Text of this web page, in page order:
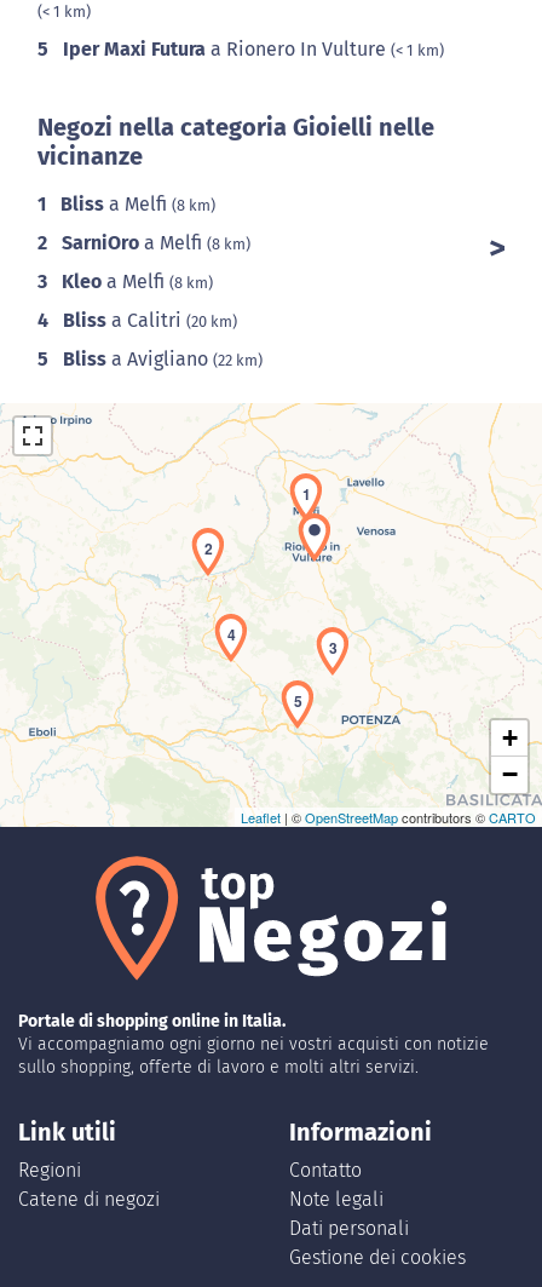
(< 1 km)
5 Iper Maxi Futura a Rionero In Vulture (< 1 km)
Negozi nella categoria Gioielli nelle
vicinanze
1 Bliss a Melfi (8 km)
2 SarniOro a Melfi (8 km)
3 Kleo a Melfi (8 km)
4 Bliss a Calitri (20 km)
5 Bliss a Avigliano (22 km)
Caricamento della carta in corso...
1
2
3
4
5
+
−
Leaflet | ©OpenStreetMapcontributors ©CARTO
Portale di shopping online in Italia.
Vi accompagniamo ogni giorno nei vostri acquisti con notizie
sullo shopping, offerte di lavoro e molti altri servizi.
Link utili
Regioni
Catene di negozi
Informazioni
Contatto
Note legali
Dati personali
Gestione dei cookies